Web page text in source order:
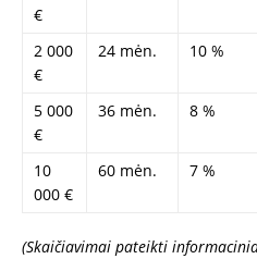
€
2 000
€
24 mėn. 10 %
5 000
€
36 mėn. 8 %
10
000 €
60 mėn. 7 %
(Skaičiavimai pateikti